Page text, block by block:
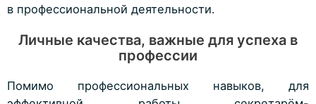
в профессиональной деятельности.
Личные качества, важные для успеха в
профессии
Помимо профессиональных навыков, для